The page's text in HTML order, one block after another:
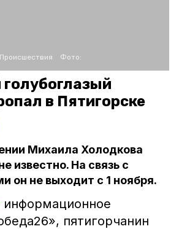
Происшествия Фото:
в Пятигорске
Михаила Холодкова
известно. На связь с
он не выходит с 1 ноября.
информационное
пятигорчанин